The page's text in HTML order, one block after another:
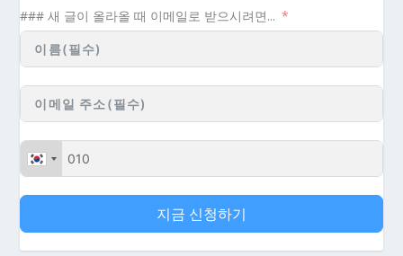
### 새 글이 올라올 때 이메일로 받으시려면...
지금 신청하기